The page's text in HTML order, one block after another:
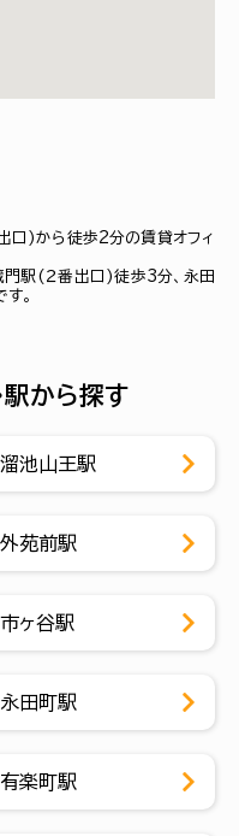
口)から徒歩2分の賃貸オフィ
駅(２番出口)徒歩3分、永田
。
駅から探す
溜池山王駅
外苑前駅
市ヶ谷駅
永田町駅
有楽町駅